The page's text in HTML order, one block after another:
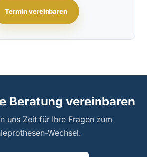
Termin vereinbaren
Beratung vereinbaren
uns Zeit für Ihre Fragen zum
Wechsel.